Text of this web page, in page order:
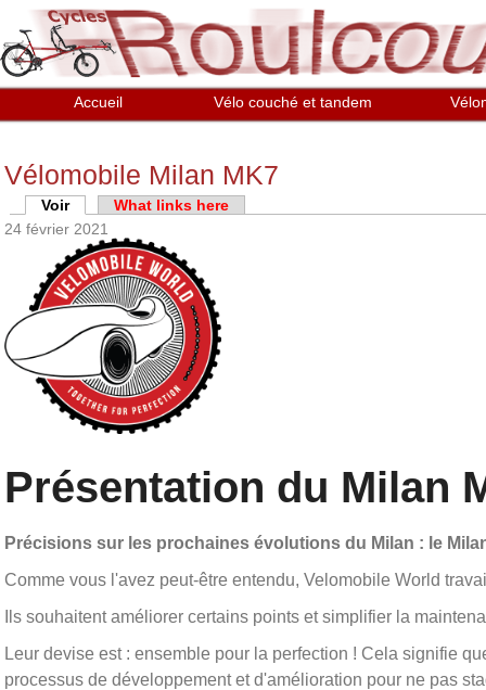
Aller au contenu principal
Accueil Vélo couché et tandem
Vélomobile Milan MK7
Onglets principaux
Voir(onglet actif)
What links here
24 février 2021
Présentation du Milan
Précisions sur les prochaines évolutions du Milan : le
Comme vous l'avez peut-être entendu, Velomobile World
Ils souhaitent améliorer certains points et simplifier la
Leur devise est : ensemble pour la perfection ! Cela signifie
processus de développement et d'amélioration pour ne pas